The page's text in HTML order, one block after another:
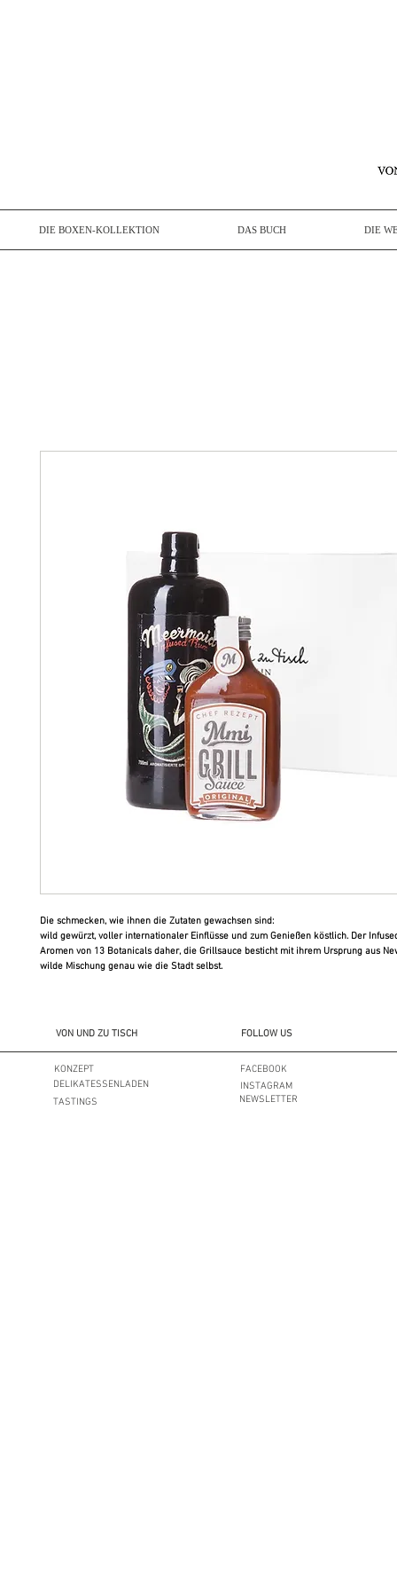
DIE BOXEN-KOLLEKTION DAS BUCH DIE
Die schmecken, wie ihnen die Zutaten gewachsen sind:
wild gewürzt, voller internationaler Einflüsse und zum Genießen köstlich. Der
Aromen von 13 Botanicals daher, die Grillsauce besticht mit ihrem Ursprung aus
wilde Mischung genau wie die Stadt selbst.
VON UND ZU TISCH FOLLOW US
KONZEPT
DELIKATESSENLADEN
TASTINGS
FACEBOOK
INSTAGRAM
NEWSLETTER